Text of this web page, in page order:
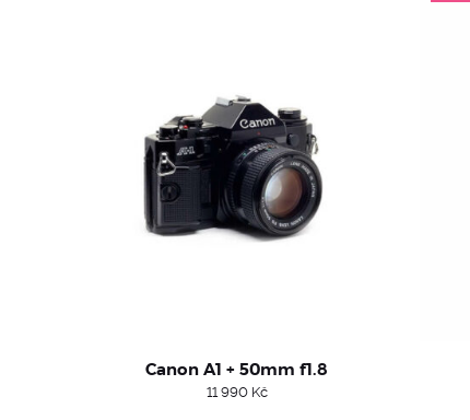
Canon A1 + 50mm f1.8
11 990 Kč